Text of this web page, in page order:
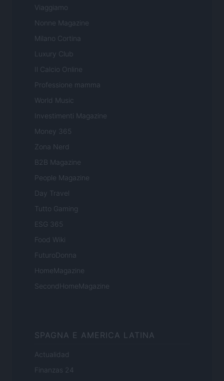
Viaggiamo
Nonne Magazine
Milano Cortina
Luxury Club
Il Calcio Online
Professione mamma
World Music
Investimenti Magazine
Money 365
Zona Nerd
B2B Magazine
People Magazine
Day Travel
Tutto Gaming
ESG 365
Food Wiki
FuturoDonna
HomeMagazine
SecondHomeMagazine
SPAGNA E AMERICA LATINA
Actualidad
Finanzas 24